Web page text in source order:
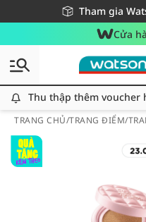
Tham gia
Miễn phí giao
Giao hàng nhanh 24h -
Cửa
Thu thập thêm voucher
TRANG CHỦ/TRANG ĐIỂM/